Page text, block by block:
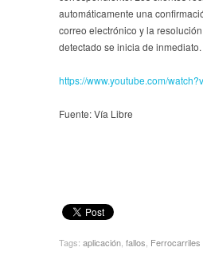
automáticamente una
correo electrónico y la
detectado se inicia de inmediato.
https://www.youtube.com/
Fuente: Vía Libre
Tags: aplicación fallos Ferrocarriles